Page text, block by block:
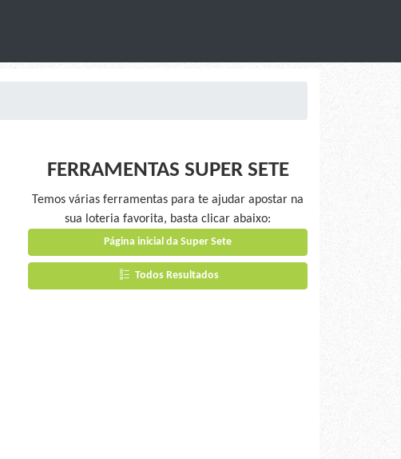
FERRAMENTAS SUPER SETE
Temos várias ferramentas para te ajudar apostar na
sua loteria favorita, basta clicar abaixo:
Página inicial da Super Sete
Todos Resultados